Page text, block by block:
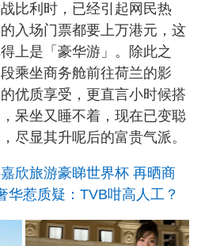
比利时，已经引起网民热
入场门票都要上万港元，这
上是「豪华游」。除此之
乘坐商务舱前往荷兰的影
优质享受，更直言小时候搭
呆坐又睡不着，现在已变聪
尽显其升呢后的富贵气派。
欣旅游豪睇世界杯 再晒商
惹质疑：TVB咁高人工？